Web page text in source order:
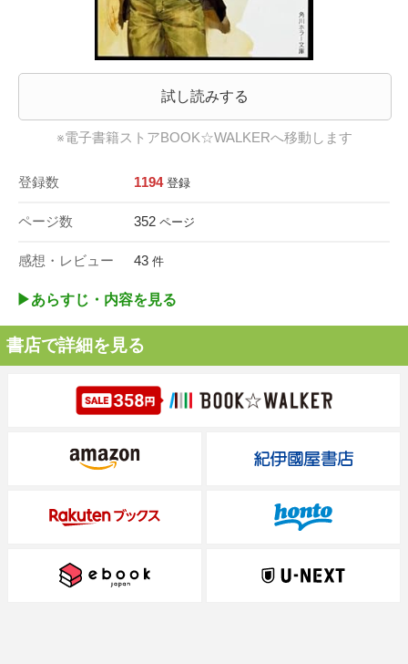
試し読みする
※電子書籍ストアBOOK☆WALKERへ移動します
登録数 1194 登録
ページ数 352 ページ
感想・レビュー 43 件
▶︎あらすじ・内容を見る
書店で詳細を見る